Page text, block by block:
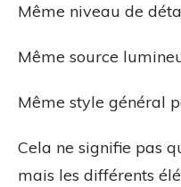
Même niveau de
Même source
Même style général
Cela ne signifie pas
mais les différents